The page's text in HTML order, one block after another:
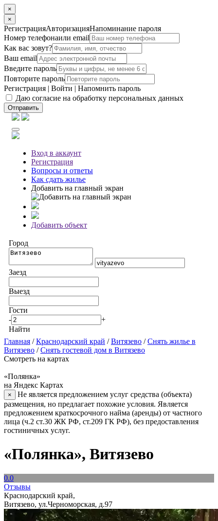
×
×
РегистрацияАвторизацияНапоминание пароля
Номер телефонаили email
Как вас зовут?
Ваш email
Введите пароль
Повторите пароль
Регистрация | Войти | Напомнить пароль
Даю согласие на обработку персональных данных
Отправить
Вход в аккаунт
Регистрация
Вопросы и ответы
Как сдать жилье
Добавить на главный экран
Добавить объект
Город
Заезд
Выезд
Гости
-
+
Найти
Главная /Краснодарский край /Витязево /Снять жилье в
Витязево /Снять гостевой дом в Витязево
Смотреть на картах
«Полянка»
на Яндекс Картах
×
Не является предложением услуг средства (объекта)
размещения, но предлагает похожие условия. Является
предложением краткосрочного найма (аренды) от частного
лица (ч.2 ст.30 ЖК РФ, ст.209 ГК РФ), без предоставления
гостиничных услуг.
«Полянка», Витязево
0.0
Отзывы
Краснодарский край,
Витязево, ул.Черноморская, д.97